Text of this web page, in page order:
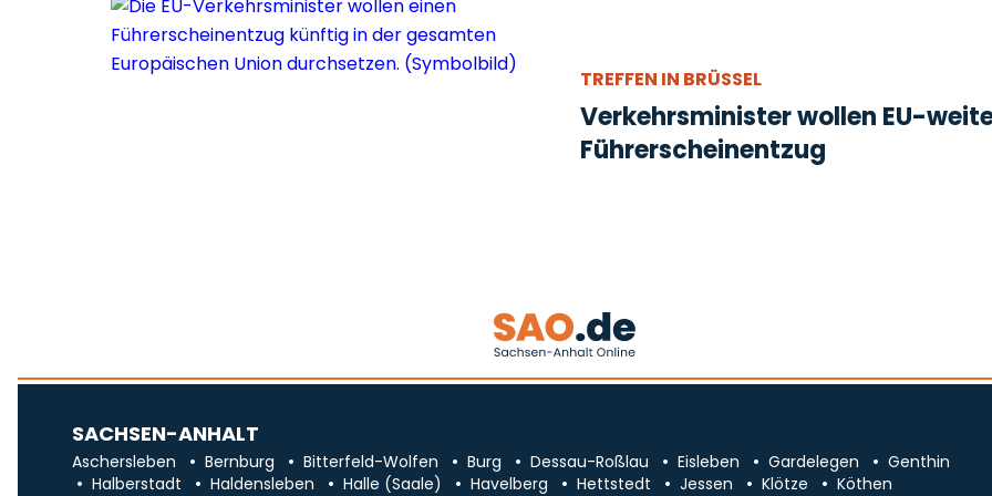
TREFFEN IN BRÜSSEL
Verkehrsminister wollen EU-
Führerscheinentzug
SACHSEN-ANHALT
Aschersleben Bernburg Bitterfeld-Wolfen Burg Dessau-Roßlau Eisleben Gardelegen
Genthin
Halberstadt
Haldensleben Halle (Saale) Havelberg Hettstedt Jessen Klötze
Köthen